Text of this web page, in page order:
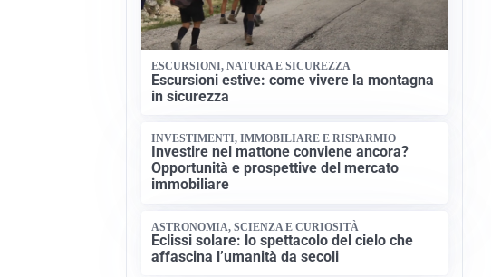
ESCURSIONI, NATURA E SICUREZZA
Escursioni estive: come vivere la montagna
in sicurezza
INVESTIMENTI, IMMOBILIARE E RISPARMIO
Investire nel mattone conviene ancora?
Opportunità e prospettive del mercato
immobiliare
ASTRONOMIA, SCIENZA E CURIOSITÀ
Eclissi solare: lo spettacolo del cielo che
affascina l’umanità da secoli